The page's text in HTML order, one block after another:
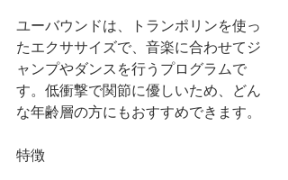
ユーバウンドは、トランポリンを使っ
たエクササイズで、音楽に合わせてジ
ャンプやダンスを行うプログラムで
す。低衝撃で関節に優しいため、どん
な年齢層の方にもおすすめできます。
特徴